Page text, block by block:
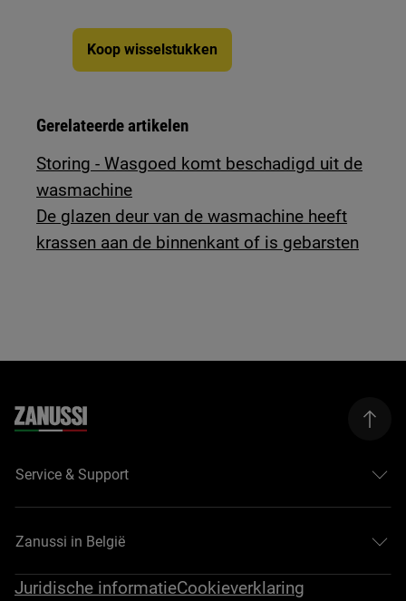
Koop wisselstukken
Gerelateerde artikelen
Storing - Wasgoed komt beschadigd uit de
wasmachine
De glazen deur van de wasmachine heeft
krassen aan de binnenkant of is gebarsten
Service & Support
Zanussi in België
Juridische informatieCookieverklaring